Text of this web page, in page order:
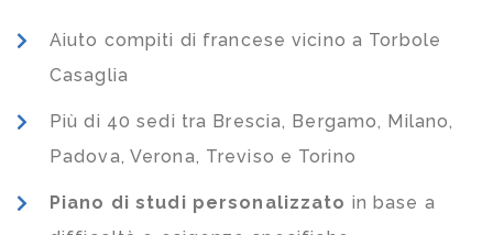
Aiuto compiti di francese vicino a Torbole
Casaglia
Più di 40 sedi tra Brescia, Bergamo, Milano,
Padova, Verona, Treviso e Torino
Piano di studi personalizzato in base a